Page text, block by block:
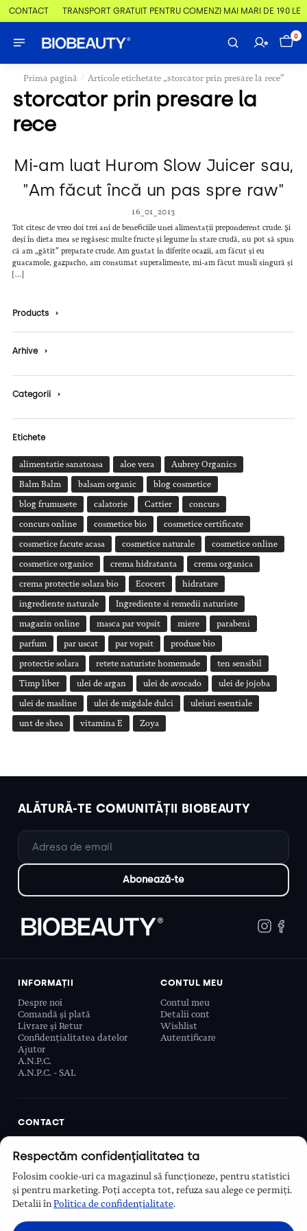
CONTACT TRANSPORT GRATUIT PENTRU COMENZI MAI MARI DE 190 LEI
0
Prima pagină / Articole etichetate „storcator prin presare la rece”
storcator prin presare la
rece
Mi-am luat Hurom Slow Juicer sau,
"Am făcut încă un pas spre raw"
16_01_2013
Tot citesc de vreo doi trei ani de beneficiile unei alimentații preponderent crude. Și
deși în dieta mea se regăsesc multe fructe și legume în stare crudă, nu pot să spun
că am „gătit” preparate crude. Am gustat în diferite ocazii, am făcut și eu
guacamole, gazpacho, am consumat superalimente, mi-am făcut musli singură și
[…]
Products ›
Arhive ›
Categorii ›
Etichete
alimentatie sanatoasa aloe vera Aubrey Organics
Balm Balm balsam organic blog cosmetice
blog frumusete calatorie Cattier concurs
concurs online cosmetice bio cosmetice certificate
cosmetice facute acasa cosmetice naturale cosmetice online
cosmetice organice crema hidratanta crema organica
crema protectie solara bio Ecocert hidratare
ingrediente naturale Ingrediente si remedii naturiste
magazin online masca par vopsit miere parabeni
parfum par uscat par vopsit produse bio
protectie solara retete naturiste homemade ten sensibil
Timp liber ulei de argan ulei de avocado ulei de jojoba
ulei de masline ulei de migdale dulci uleiuri esentiale
unt de shea vitamina E Zoya
ALĂTURĂ-TE COMUNITĂȚII BIOBEAUTY
INFORMAȚII
Despre noi
Comandă și plată
Livrare și Retur
Confidențialitatea datelor
Ajutor
A.N.P.C.
A.N.P.C. - SAL
CONTUL MEU
Contul meu
Detalii cont
Wishlist
Autentificare
CONTACT
Sector 6, București, România
Program
Luni–Vineri, 9:00 – 16:00
Respectăm confidențialitatea ta
Folosim cookie-uri ca magazinul să funcționeze, pentru statistici
și pentru marketing. Poți accepta tot, refuza sau alege ce permiți.
Detalii înPolitica de confidențialitate.